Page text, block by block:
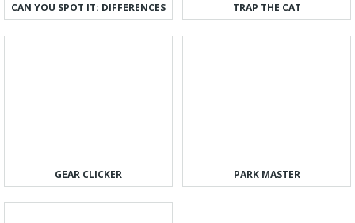
CAN YOU SPOT IT: DIFFERENCES TRAP THE CAT
GEAR CLICKER PARK MASTER